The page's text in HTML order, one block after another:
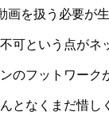
を扱う必要が
可という点がネ
のフットワーク
となくまだ惜し